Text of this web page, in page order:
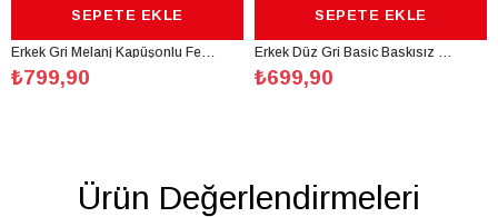
EKLE
Erkek Gri Melanj Kapüşonlu Fermuarlı 3 Üç İplik Polar Kanguru Oversize Sweatshirt Zip Up Hoodie
SEPETE EKLE
Erkek Düz Gri Basic Baskısız Sıfır Bisiklet Yaka Oversize Salaş Sweatshirt Sweat
Ürün Değerlendirmeleri